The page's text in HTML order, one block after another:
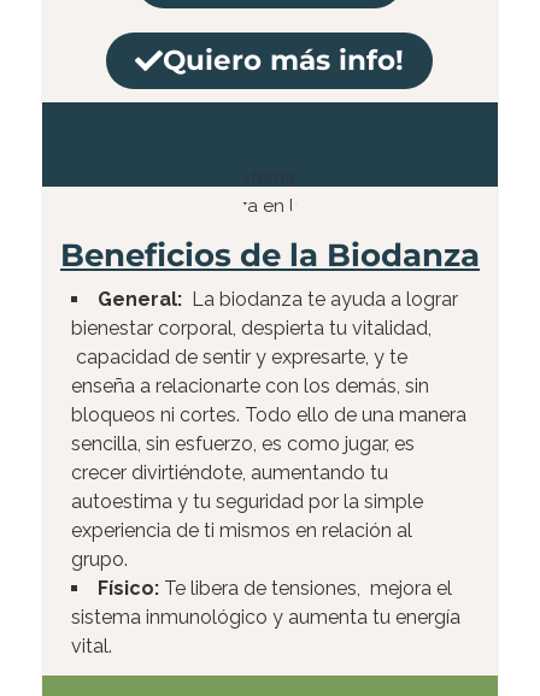
Quiero más info!
Beneficios de la Biodanza​
General: La biodanza te ayuda a lograr
bienestar corporal, despierta tu vitalidad,
capacidad de sentir y expresarte, y te
enseña a relacionarte con los demás, sin
bloqueos ni cortes. Todo ello de una manera
sencilla, sin esfuerzo, es como jugar, es
crecer divirtiéndote, aumentando tu
autoestima y tu seguridad por la simple
experiencia de ti mismos en relación al
grupo.
Físico: Te libera de tensiones, mejora el
sistema inmunológico y aumenta tu energía
vital.